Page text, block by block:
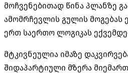
მოჩვენებითად წინა პლანზე
ამომრჩევლის გულის მოგებას
ერთ საერთო ლოგიკას
მტკივნეულია იმაზე
შიდაპარტიული მზერა